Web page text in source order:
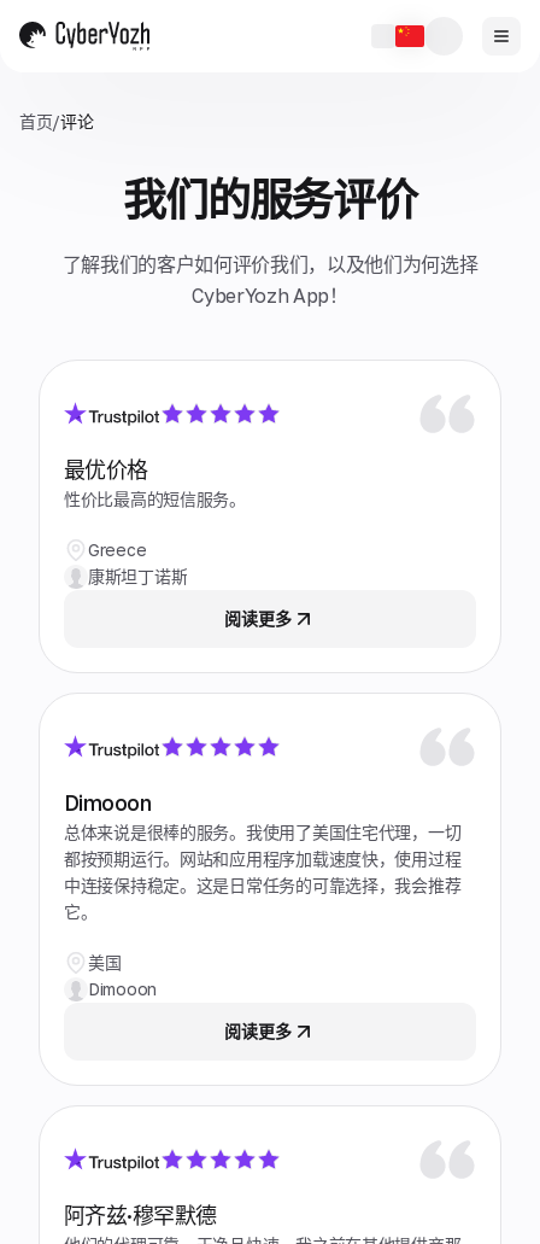
首页/评论
我们的服务评价
了解我们的客户如何评价我们，以及他们为何选择
CyberYozh App！
最优价格
性价比最高的短信服务。
Greece
康斯坦丁诺斯
阅读更多
Dimooon
总体来说是很棒的服务。我使用了美国住宅代理，一切
都按预期运行。网站和应用程序加载速度快，使用过程
中连接保持稳定。这是日常任务的可靠选择，我会推荐
它。
美国
Dimooon
阅读更多
阿齐兹·穆罕默德